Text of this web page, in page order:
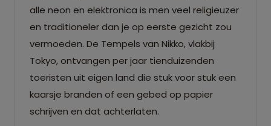
alle neon en elektronica is men veel religieuzer
en traditioneler dan je op eerste gezicht zou
vermoeden. De Tempels van Nikko, vlakbij
Tokyo, ontvangen per jaar tienduizenden
toeristen uit eigen land die stuk voor stuk een
kaarsje branden of een gebed op papier
schrijven en dat achterlaten.